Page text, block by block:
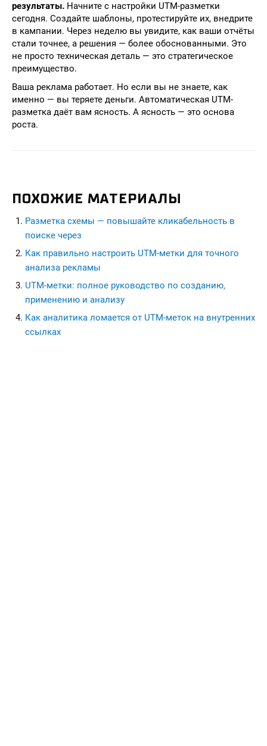
результаты. Начните с настройки UTM-разметки
сегодня. Создайте шаблоны, протестируйте их, внедрите
в кампании. Через неделю вы увидите, как ваши отчёты
стали точнее, а решения — более обоснованными. Это
не просто техническая деталь — это стратегическое
преимущество.
Ваша реклама работает. Но если вы не знаете, как
именно — вы теряете деньги. Автоматическая UTM-
разметка даёт вам ясность. А ясность — это основа
роста.
ПОХОЖИЕ МАТЕРИАЛЫ
Разметка схемы — повышайте кликабельность в
поиске через
Как правильно настроить UTM-метки для точного
анализа рекламы
UTM-метки: полное руководство по созданию,
применению и анализу
Как аналитика ломается от UTM-меток на внутренних
ссылках